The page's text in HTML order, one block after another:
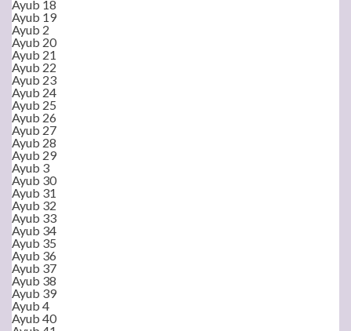
Ayub 18
Ayub 19
Ayub 2
Ayub 20
Ayub 21
Ayub 22
Ayub 23
Ayub 24
Ayub 25
Ayub 26
Ayub 27
Ayub 28
Ayub 29
Ayub 3
Ayub 30
Ayub 31
Ayub 32
Ayub 33
Ayub 34
Ayub 35
Ayub 36
Ayub 37
Ayub 38
Ayub 39
Ayub 4
Ayub 40